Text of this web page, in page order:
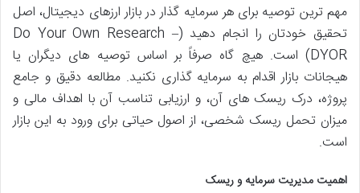
مهم ترین توصیه برای هر سرمایه گذار در بازار ارزهای دیجیتال، اصل
تحقیق خودتان را انجام دهید (Do Your Own Research –
DYOR) است. هیچ گاه صرفاً بر اساس توصیه های دیگران یا
هیجانات بازار اقدام به سرمایه گذاری نکنید. مطالعه دقیق و جامع
پروژه، درک ریسک های آن، و ارزیابی تناسب آن با اهداف مالی و
میزان تحمل ریسک شخصی، از اصول حیاتی برای ورود به این بازار
است.
اهمیت مدیریت سرمایه و ریسک